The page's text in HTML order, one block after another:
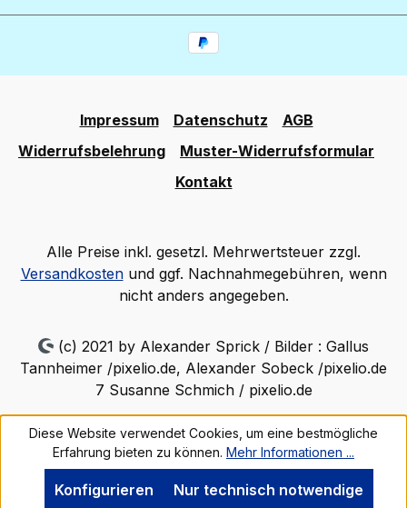
Impressum Datenschutz
AGB
Widerrufsbelehrung
Muster-Widerrufsformular
Kontakt
Alle Preise inkl. gesetzl. Mehrwertsteuer zzgl.
Versandkostenund ggf. Nachnahmegebühren, wenn
nicht anders angegeben.
(c) 2021 by Alexander Sprick / Bilder : Gallus
Tannheimer /pixelio.de, Alexander Sobeck /pixelio.de
7 Susanne Schmich / pixelio.de
Diese Website verwendet Cookies, um eine bestmögliche
Erfahrung bieten zu können. Mehr Informationen ...
Nur technisch notwendige
Konfigurieren